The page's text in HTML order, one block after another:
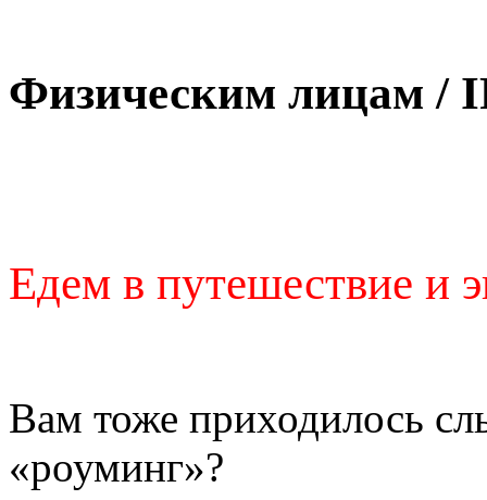
Физическим лицам /
Едем в путешествие и
Вам тоже приходилось
«роуминг»?